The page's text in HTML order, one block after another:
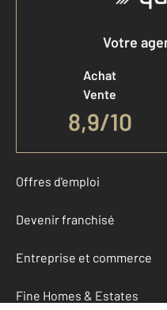
Votre
Achat
Vente
8,9/10
Offres d'emploi
Devenir franchisé
Entreprise et commerce
Fine Homes & Estates